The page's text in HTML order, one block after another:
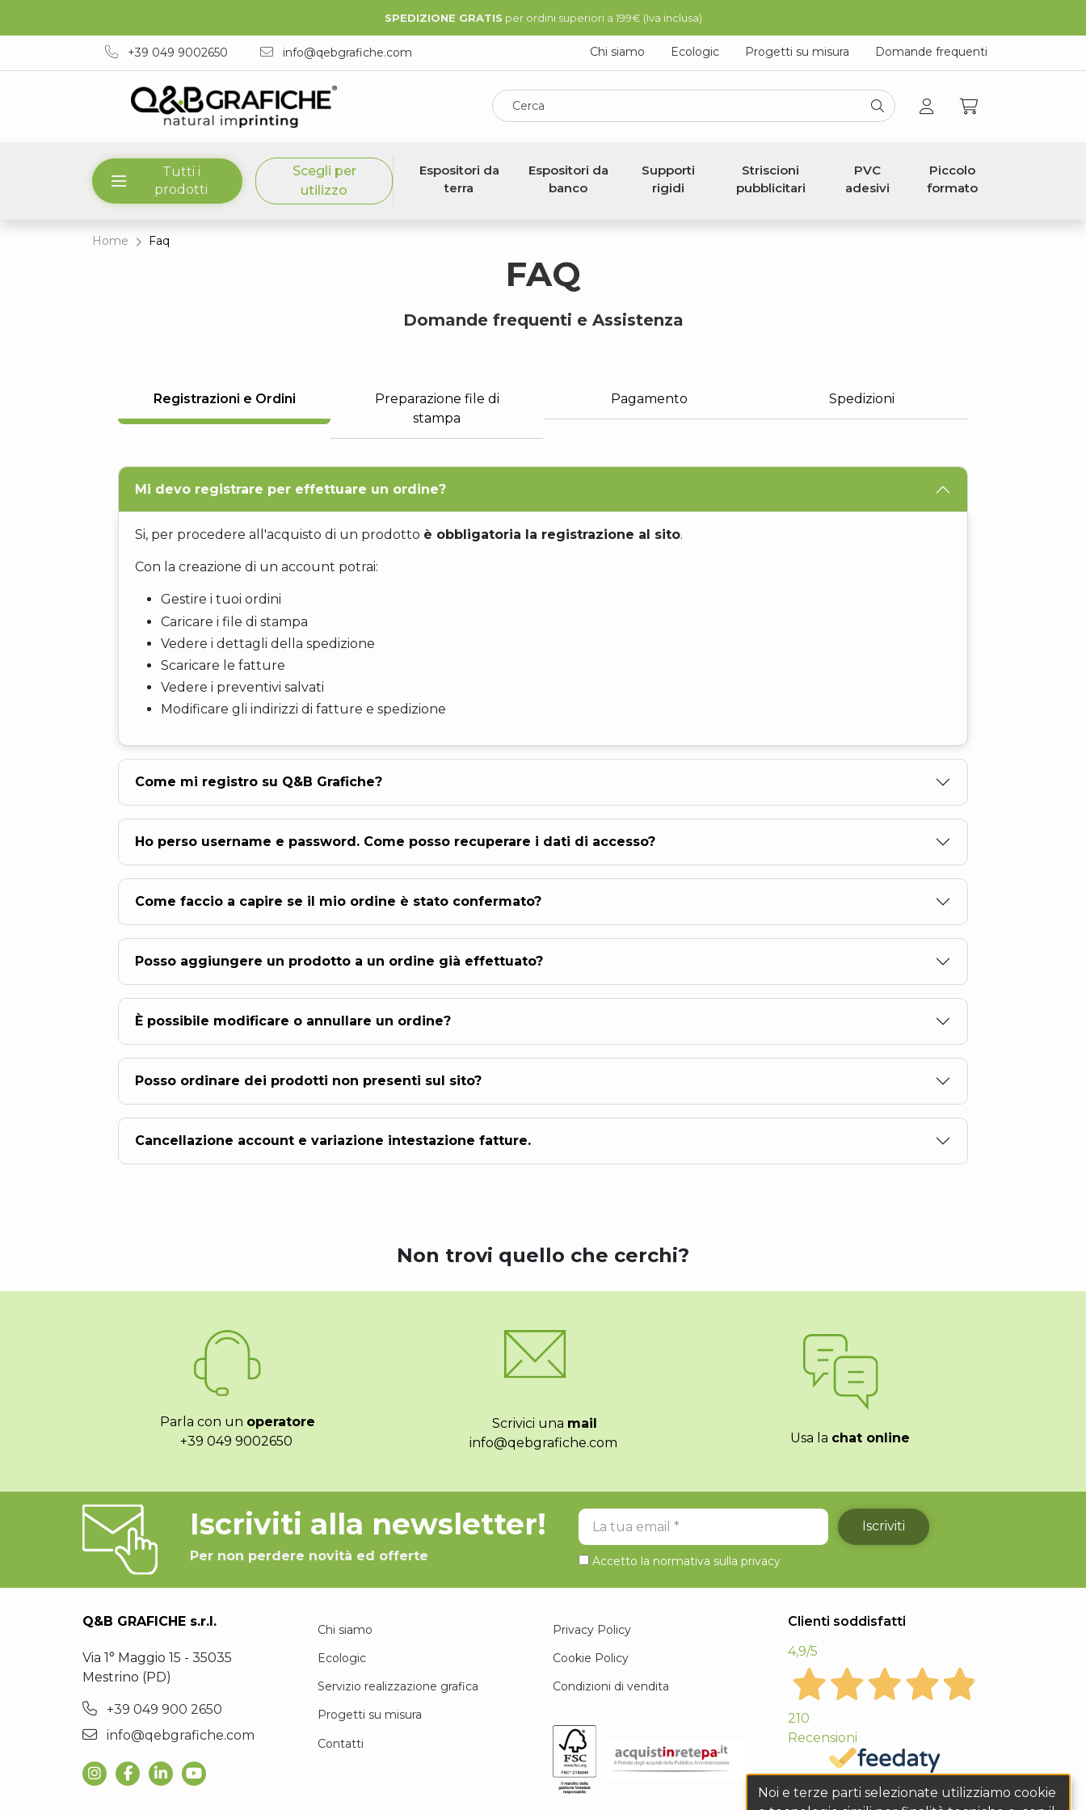
SPEDIZIONE GRATIS per ordini superiori a 199€ (Iva inclusa)
+39 049 9002650 info@qebgrafiche.com Chi siamo Ecologic Progetti su misura Domande frequenti
Cerca
Tutti i
prodotti
Scegli per
utilizzo
Espositori da
terra
Espositori da
banco
Supporti
rigidi
Striscioni
pubblicitari
PVC
adesivi
Piccolo
formato
Home Faq
FAQ
Domande frequenti e Assistenza
Registrazioni e Ordini
Preparazione file di
stampa
Pagamento Spedizioni
Mi devo registrare per effettuare un ordine?
Si, per procedere all'acquisto di un prodotto è obbligatoria la registrazione al sito.
Con la creazione di un account potrai:
Gestire i tuoi ordini
Caricare i file di stampa
Vedere i dettagli della spedizione
Scaricare le fatture
Vedere i preventivi salvati
Modificare gli indirizzi di fatture e spedizione
Come mi registro su Q&B Grafiche?
Ho perso username e password. Come posso recuperare i dati di accesso?
Come faccio a capire se il mio ordine è stato confermato?
Posso aggiungere un prodotto a un ordine già effettuato?
È possibile modificare o annullare un ordine?
Posso ordinare dei prodotti non presenti sul sito?
Cancellazione account e variazione intestazione fatture.
Non trovi quello che cerchi?
Parla con un operatore
+39 049 9002650
Scrivici una mail
info@qebgrafiche.com
Usa la chat online
Iscriviti alla newsletter!
Per non perdere novità ed offerte
La tua email Iscriviti
Accetto la normativa sulla privacy
Q&B GRAFICHE s.r.l.
Via 1° Maggio 15 - 35035
Mestrino (PD)
+39 049 900 2650
info@qebgrafiche.com
Chi siamo
Ecologic
Servizio realizzazione grafica
Progetti su misura
Contatti
Privacy Policy
Cookie Policy
Condizioni di vendita
Clienti soddisfatti
4,9/5
210
Recensioni
Noi e terze parti selezionate utilizziamo cookie